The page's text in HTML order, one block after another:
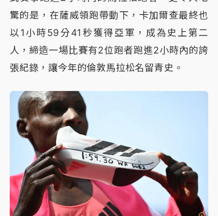
驚的是，在薩威領跑帶動下，卡加爾查最終也
以1小時59分41秒獲得亞軍，成為史上第二
人，締造一場比賽有2位跑者跑進2小時內的誇
張紀錄，讓今年的倫敦馬拉松名留青史。